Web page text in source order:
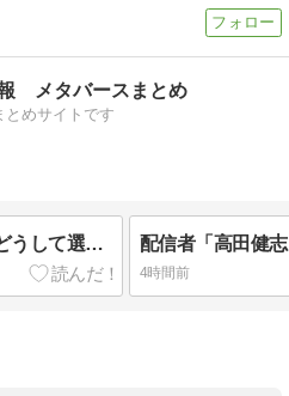
メタバースまとめ
とめサイトです
ホロライブ「兎田ぺこら」どうして選ばれたのは響咲リオナだったのか「ぺこマリ」予定変更して出演！大空スバルも休みの日にケモミミリーグ同時視聴
4時間前